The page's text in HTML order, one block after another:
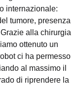
internazionale:
tumore, presenza
alla chirurgia
ottenuto un
ci ha permesso
al massimo il
di riprendere la